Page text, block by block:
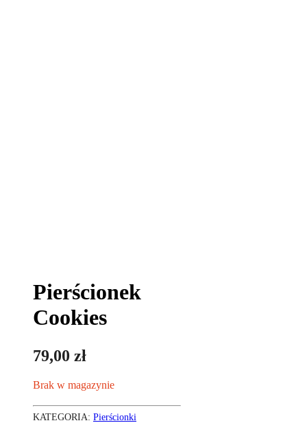
Pierścionek
Cookies
79,00 zł
Brak w magazynie
KATEGORIA: Pierścionki